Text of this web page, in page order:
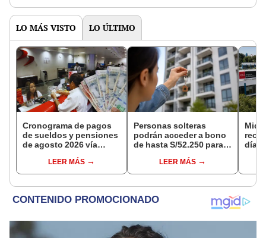
LO MÁS VISTO LO ÚLTIMO
Cronograma de pagos
de sueldos y pensiones
de agosto 2026 vía
conoce las fechas de
depósito
LEER MÁS
Personas solteras
podrán acceder a bono
de hasta S/52.250 para
nuevo reglamento
LEER MÁS
días: